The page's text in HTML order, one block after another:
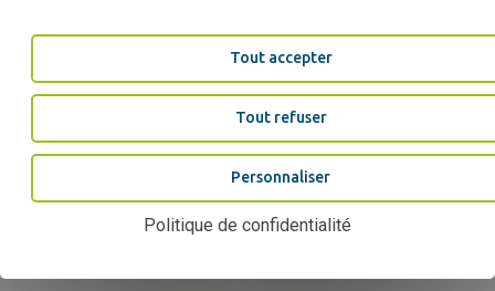
JUIN26
Lancement officiel du label EquuRES Produit Responsable : une
nouvelle étape pour une filière équine plus durable
1
Les selles ENARA Biarritz et Chiberta de Devoucoux obtiennent
le niveau progression
Tout accepter
Tout refuser
Personnaliser
Politique de confidentialité